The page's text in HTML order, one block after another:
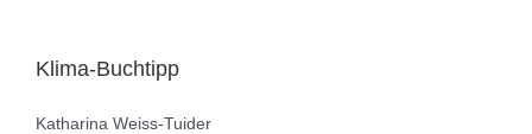
Klima-Buchtipp
Katharina Weiss-Tuider